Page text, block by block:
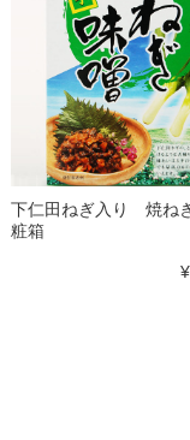
下仁田ねぎ入り 焼ね
粧箱